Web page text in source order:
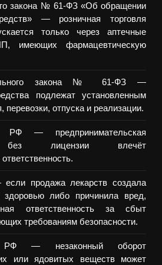
закона № 61-ФЗ «Об обращении
— розничная торговля
только через аптечные
имеющих фармацевтическую
закона № 61-ФЗ —
подлежат установленным
перевозки, отпуска и реализации.
— предпринимательская
без лицензии влечёт
продажа лекарств создала
здоровью либо причинила вред,
ответственность за сбыт
требованиям безопасности.
— незаконный оборот
или ядовитых веществ может